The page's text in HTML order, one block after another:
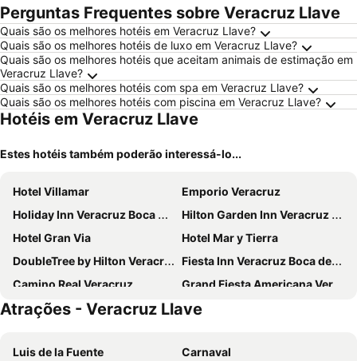
Perguntas Frequentes sobre Veracruz Llave
Quais são os melhores hotéis em Veracruz Llave?
Quais são os melhores hotéis de luxo em Veracruz Llave?
Quais são os melhores hotéis que aceitam animais de estimação em
Veracruz Llave?
Quais são os melhores hotéis com spa em Veracruz Llave?
Quais são os melhores hotéis com piscina em Veracruz Llave?
Hotéis em Veracruz Llave
Estes hotéis também poderão interessá-lo...
Hotel Villamar
Emporio Veracruz
Holiday Inn Veracruz Boca Del Rio By Ihg
Hilton Garden Inn Veracruz Boca del Rio
Hotel Gran Via
Hotel Mar y Tierra
DoubleTree by Hilton Veracruz
Fiesta Inn Veracruz Boca del Rio
Camino Real Veracruz
Grand Fiesta Americana Veracruz
Hotel Oriente
Comfort Inn Veracruz
Holiday Inn Express Veracruz Centro Historico
Hotel Posada del Carmen
Atrações - Veracruz Llave
Luis de la Fuente
Carnaval